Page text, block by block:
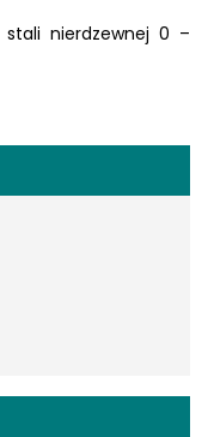
nierdzewnej 0 –